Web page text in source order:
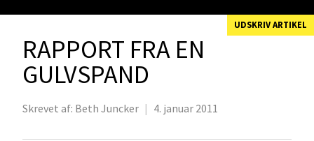
UDSKRIV ARTIKEL
RAPPORT FRA EN
GULVSPAND
Skrevet af: Beth Juncker | 4. januar 2011